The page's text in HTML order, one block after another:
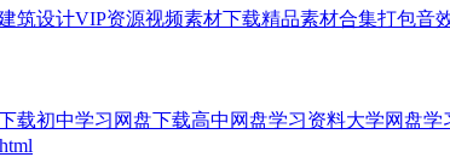
设计VIP资源视频素材下载精品素材合集打包音
初中学习网盘下载高中网盘学习资料大学网盘